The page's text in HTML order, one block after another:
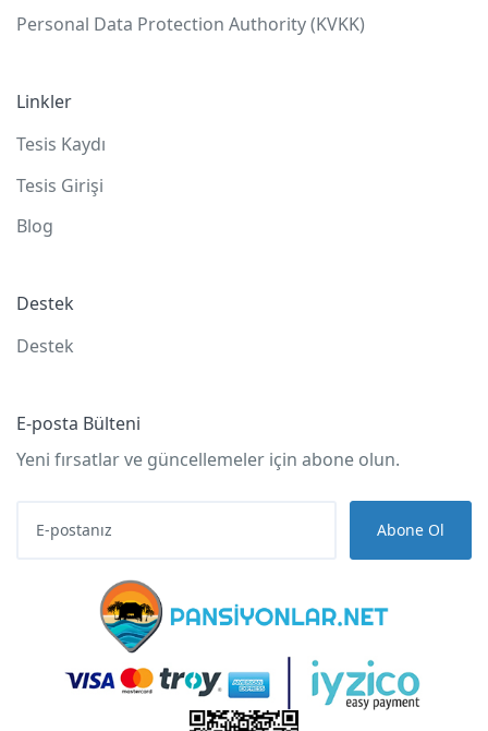
Personal Data Protection Authority (KVKK)
Linkler
Tesis Kaydı
Tesis Girişi
Blog
Destek
Destek
E-posta Bülteni
Yeni fırsatlar ve güncellemeler için abone olun.
Abone Ol